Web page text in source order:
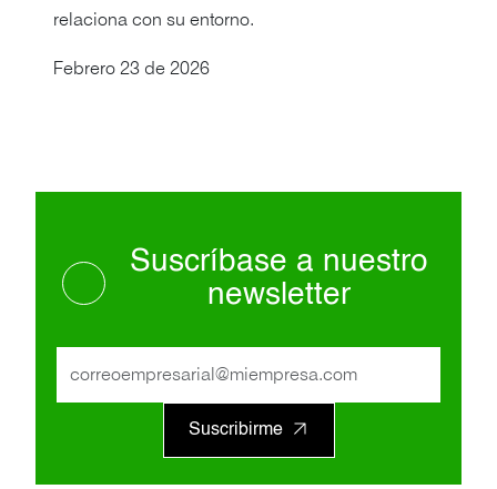
relaciona con su entorno.
Febrero 23 de 2026
Suscríbase a nuestro
newsletter
Suscribirme